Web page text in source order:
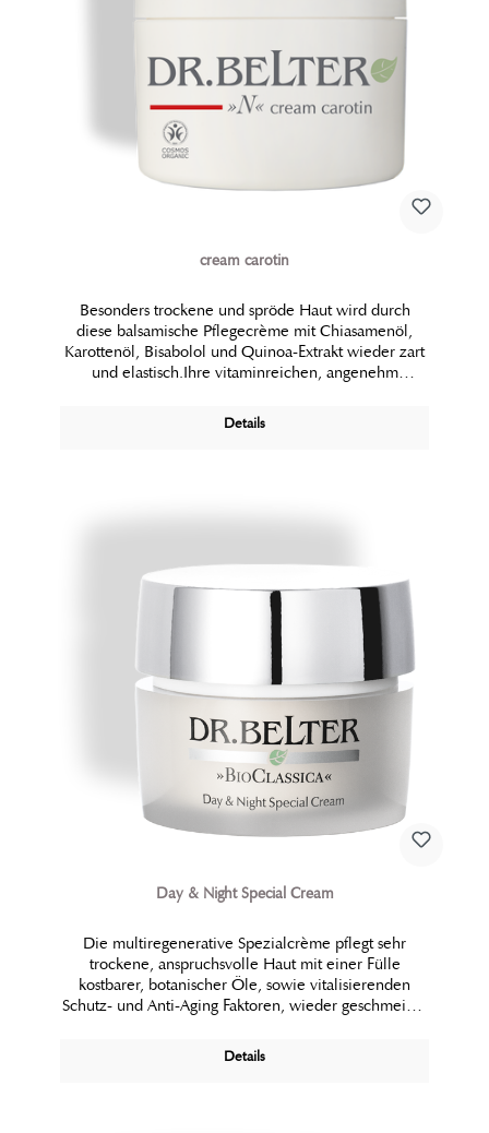
cream carotin
Besonders trockene und spröde Haut wird durch
diese balsamische Pflegecrème mit Chiasamenöl,
Karottenöl, Bisabolol und Quinoa-Extrakt wieder zart
und elastisch.Ihre vitaminreichen, angenehm
Pflegewirkung. Sie eignet sich dadurch auch als
Schutzcrème während der kalten Jahreszeit.
Details
Day & Night Special Cream
Die multiregenerative Spezialcrème pflegt sehr
trockene, anspruchsvolle Haut mit einer Fülle
kostbarer, botani­scher Öle, sowie vitalisierenden
Schutz- und Anti-Aging Faktoren, wieder ge­schmeidig
Details